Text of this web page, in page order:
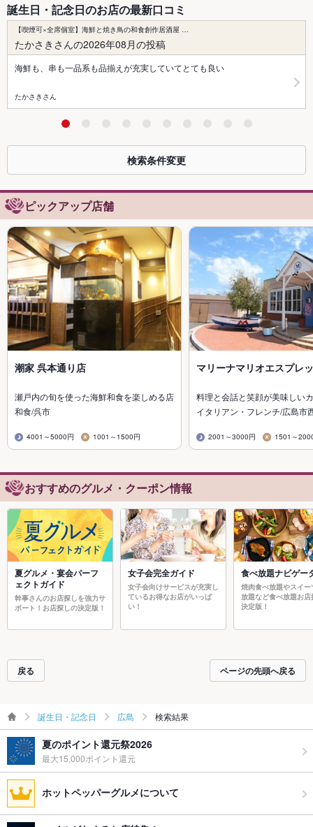
誕生日・記念日のお店の最新口コミ
【喫煙可×全席個室】海鮮と焼き鳥の和食創作居酒屋 …
たかさきさんの2026年08月の投稿
海鮮も、串も一品系も品揃えが充実していてとても良い
たかさきさん
検索条件変更
ピックアップ店舗
潮家 呉本通り店
瀬戸内の旬を使った海鮮和食を楽しめる店
和食/呉市
4001～5000円 1001～1500円
マリーナマリオエスプレ
料理と会話と笑顔が美味しい
イタリアン・フレンチ/広島市
2001～3000円 1501～
おすすめのグルメ・クーポン情報
夏グルメ・宴会パーフ
ェクトガイド
幹事さんのお店探しを強力サ
ポート！お店探しの決定版！
女子会完全ガイド
女子会向けサービスが充実し
ているお得なお店がいっぱ
い！
食べ放題ナビゲー
焼肉食べ放題やスイー
放題など食べ放題お店
決定版！
戻る ページの先頭へ戻る
誕生日・記念日 広島 検索結果
夏のポイント還元祭2026
最大15,000ポイント還元
ホットペッパーグルメについて